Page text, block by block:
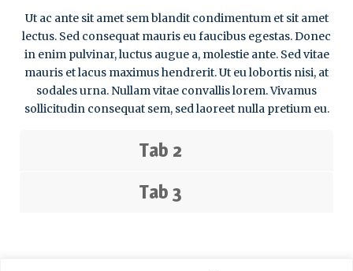
Ut ac ante sit amet sem blandit condimentum et sit amet
lectus. Sed consequat mauris eu faucibus egestas. Donec
in enim pulvinar, luctus augue a, molestie ante. Sed vitae
mauris et lacus maximus hendrerit. Ut eu lobortis nisi, at
sodales urna. Nullam vitae convallis lorem. Vivamus
sollicitudin consequat sem, sed laoreet nulla pretium eu.
Tab 2
Tab 3